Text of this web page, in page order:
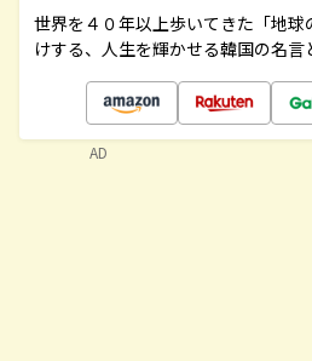
世界を４０年以上歩いてきた「地
けする、人生を輝かせる韓国の名言
AD